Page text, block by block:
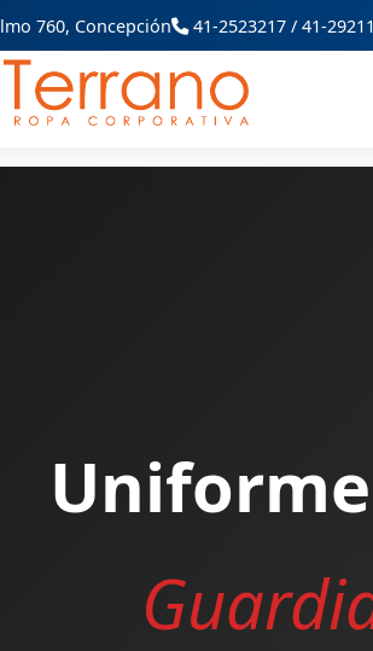
760, Concepción 41-2523217 / 41-